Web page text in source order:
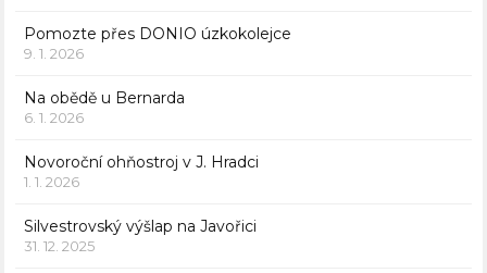
Pomozte přes DONIO úzkokolejce
9. 1. 2026
Na obědě u Bernarda
6. 1. 2026
Novoroční ohňostroj v J. Hradci
1. 1. 2026
Silvestrovský výšlap na Javořici
31. 12. 2025